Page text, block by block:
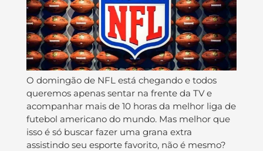
O domingão de NFL está chegando e todos
queremos apenas sentar na frente da TV e
acompanhar mais de 10 horas da melhor liga de
futebol americano do mundo. Mas melhor que
isso é só buscar fazer uma grana extra
assistindo seu esporte favorito, não é mesmo?